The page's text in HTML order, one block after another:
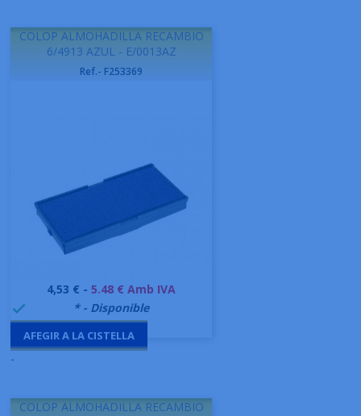
COLOP ALMOHADILLA RECAMBIO
6/4913 AZUL - E/0013AZ
Ref.- F253369
Preu
4,53 € - 5.48 € Amb IVA
 * - Disponible
AFEGIR A LA CISTELLA
-
COLOP ALMOHADILLA RECAMBIO